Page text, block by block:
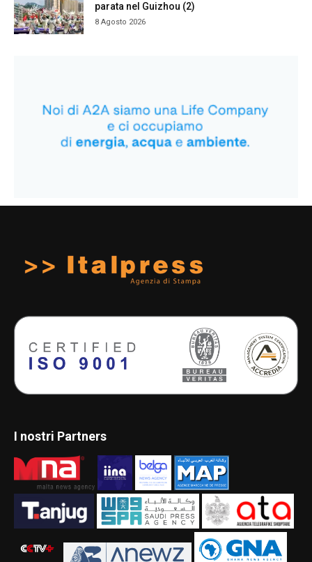
parata nel Guizhou (2)
8 Agosto 2026
I nostri Partners